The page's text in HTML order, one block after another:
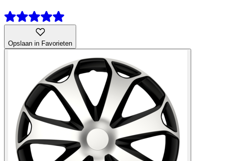
Opslaan in Favorieten